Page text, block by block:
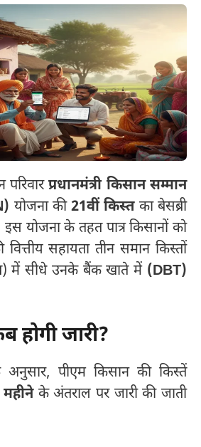
परिवारप्रधानमंत्री किसान सम्मान
योजना की21वीं किस्तका बेसब्री
योजना के तहत पात्र किसानों को
सहायता तीन समान किस्तों
में सीधे उनके बैंक खाते में (DBT)
होगी जारी?
अनुसार, पीएम किसान की किस्तें
महीनेके अंतराल पर जारी की जाती